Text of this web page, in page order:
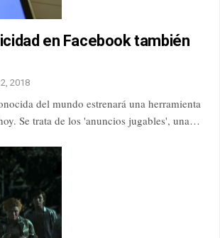
en Facebook también
2018
del mundo estrenará una herramienta
Se trata de los 'anuncios jugables', una…